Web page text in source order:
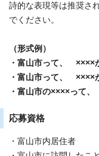
詩的な表現等は推奨さ
でください。
（形式例）
・富山市って、 ××××
・富山市って、
・富山市の××××って
応募資格
・富山市内居住者